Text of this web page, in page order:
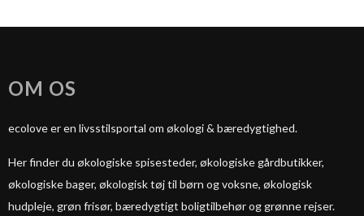
OM OS
ecolove er en livsstilsportal om økologi & bæredygtighed.
Her finder du økologiske spisesteder, økologiske gårdbutikker,
økologiske bager, økologisk tøj til børn og voksne, økologisk
hudpleje, grøn frisør, bæredygtigt boligtilbehør og grønne rejser.